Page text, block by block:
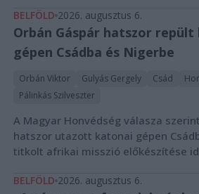
BELFÖLD 2026. augusztus 6.
Orbán Gáspár hatszor repült
gépen Csádba és Nigerbe
Orbán Viktor Gulyás Gergely Csád
Pálinkás Szilveszter
A Magyar Honvédség válasza
hatszor utazott katonai gépen
titkolt afrikai misszió előkészítése
BELFÖLD 2026. augusztus 6.